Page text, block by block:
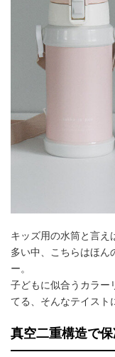
キッズ用の水筒と言え
多い中、こちらはほん
ー。
子どもに似合うカラー
てる、そんなテイスト
真空二重構造で